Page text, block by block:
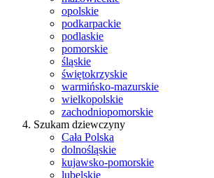
opolskie
podkarpackie
podlaskie
pomorskie
śląskie
świętokrzyskie
warmińsko-mazurskie
wielkopolskie
zachodniopomorskie
Szukam dziewczyny
Cała Polska
dolnośląskie
kujawsko-pomorskie
lubelskie